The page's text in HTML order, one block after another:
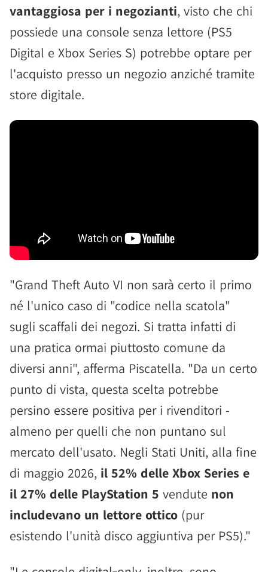
vantaggiosa per i negozianti, visto che chi
possiede una console senza lettore (PS5
Digital e Xbox Series S) potrebbe optare per
l'acquisto presso un negozio anziché tramite
store digitale.
"Grand Theft Auto VI non sarà certo il primo
né l'unico caso di "codice nella scatola"
sugli scaffali dei negozi. Si tratta infatti di
una pratica ormai piuttosto comune da
diversi anni", afferma Piscatella. "Da un certo
punto di vista, questa scelta potrebbe
persino essere positiva per i rivenditori -
almeno per quelli che non puntano sul
mercato dell'usato. Negli Stati Uniti, alla fine
di maggio 2026, il 52% delle Xbox Series e
il 27% delle PlayStation 5 vendute non
includevano un lettore ottico (pur
esistendo l'unità disco aggiuntiva per PS5)."